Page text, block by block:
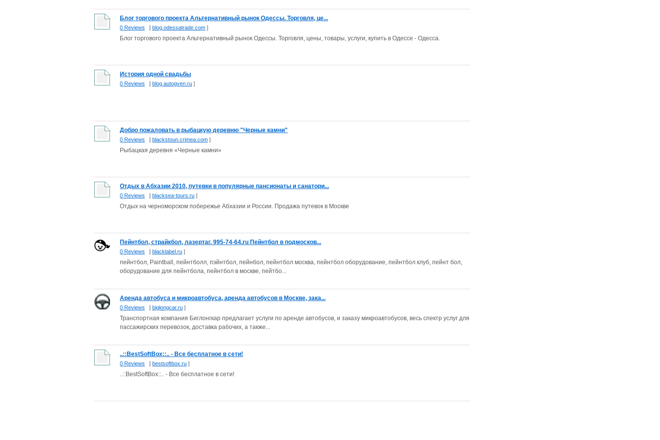
Блог торгового проекта Альтернативный рынок Одессы. Торговля, це...
0 Reviews [ blog.odessatrade.com ]
Блог торгового проекта Альтернативный рынок Одессы. Торговля, цены, товары, услуги, купить в Одессе - Одесса.
История одной свадьбы
0 Reviews [ blog.autogven.ru ]
Добро пожаловать в рыбацкую деревню "Черные камни"
0 Reviews [ blackstoun.crimea.com ]
Рыбацкая деревня «Черные камни»
Отдых в Абхазии 2010, путевки в популярные пансионаты и санатори...
0 Reviews [ blacksea-tours.ru ]
Отдых на черноморском побережье Абхазии и России. Продажа путевок в Москве
Пейнтбол, страйкбол, лазертаг. 995-74-64.ru Пейнтбол в подмосков...
0 Reviews [ blacklabel.ru ]
пейнтбол, Paintball, пейнтболл, пэйнтбол, пейнбол, пейнтбол москва, пейнтбол оборудование, пейнтбол клуб, пейнт бол,
оборудование для пейнтбола, пейнтбол в москве, пейтбо...
Аренда автобуса и микроавтобуса, аренда автобусов в Москве, зака...
0 Reviews [ biglongcar.ru ]
Транспортная компания Биглонгкар предлагает услуги по аренде автобусов, и заказу микроавтобусов, весь спектр услуг для
пассажирских перевозок, доставка рабочих, а также...
..::BestSoftBox::.. - Все бесплатное в сети!
0 Reviews [ bestsoftbox.ru ]
..::BestSoftBox::.. - Все бесплатное в сети!